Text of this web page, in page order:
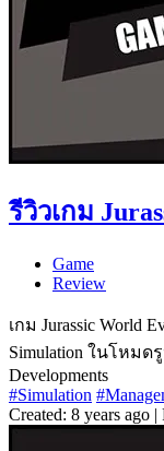
รีวิวเกม
Game
Review
เกม Jurassic World
Simulation ในโหมด
Developments
#Simulation
Created: 8 years ago |